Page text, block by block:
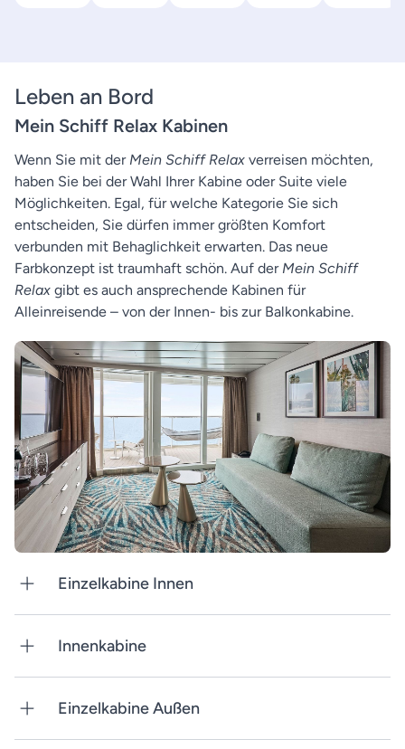
Leben an Bord
Mein Schiff Relax Kabinen
Wenn Sie mit der Mein Schiff Relax verreisen möchten,
haben Sie bei der Wahl Ihrer Kabine oder Suite viele
Möglichkeiten. Egal, für welche Kategorie Sie sich
entscheiden, Sie dürfen immer größten Komfort
verbunden mit Behaglichkeit erwarten. Das neue
Farbkonzept ist traumhaft schön. Auf der Mein Schiff
Relax gibt es auch ansprechende Kabinen für
Alleinreisende – von der Innen- bis zur Balkonkabine.
Einzelkabine Innen
Innenkabine
Einzelkabine Außen